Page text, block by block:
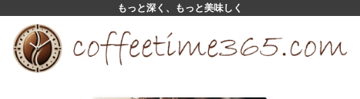
もっと深く、もっと美味しく